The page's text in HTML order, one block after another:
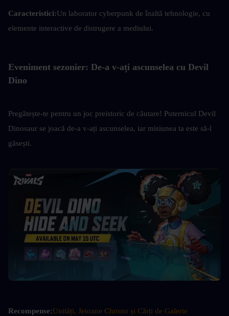
Caracteristici:Un laborator cyberpunk de înaltă tehnologie, cu
elemente interactive de distrugere a mediului.
Eveniment sezonier: De-a v-ați ascunselea cu Devil
Dino
Pregătește-te pentru un joc preistoric de căutare! Puternicul Devil
Dinosaur se joacă de-a v-ați ascunselea, iar misiunea ta este să-l
găsești.
Recompense:Unități, Jetoane Chrono și Cărți de Galerie